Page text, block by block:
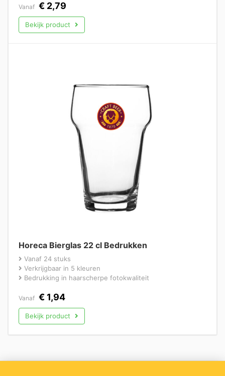
Vanaf € 2,79
Bekijk product
Horeca Bierglas 22 cl Bedrukken
Vanaf 24 stuks
Verkrijgbaar in 5 kleuren
Bedrukking in haarscherpe fotokwaliteit
Vanaf € 1,94
Bekijk product